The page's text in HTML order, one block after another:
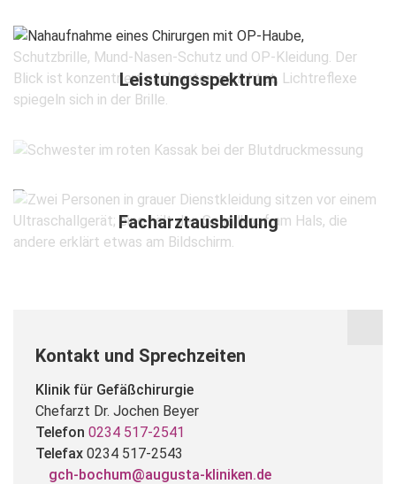
Leistungsspektrum
Facharztausbildung
Kontakt und Sprechzeiten
Klinik für Gefäßchirurgie
Chefarzt Dr. Jochen Beyer
Telefon 0234 517-2541
Telefax 0234 517-2543
gch-bochum@augusta-kliniken.de